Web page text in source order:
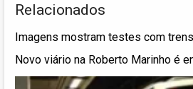
Relacionados
Imagens mostram testes com
Novo viário na Roberto Marinho é